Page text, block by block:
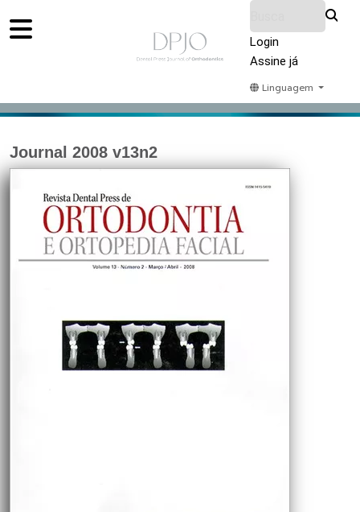
Login
Assine já
Linguagem
Journal 2008 v13n2